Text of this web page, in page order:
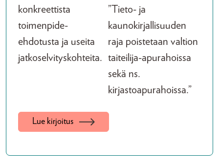
konkreettista
toimenpide-
ehdotusta ja useita
jatkoselvityskohteita.
”Tieto- ja
kaunokirjallisuuden
raja poistetaan valtion
taiteilija-apurahoissa
sekä ns.
kirjastoapurahoissa.”
Lue kirjoitus